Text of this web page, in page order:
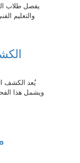
يفصل طلاب
والتعليم الفنى. المصدر:اليوم
يُعد الكشف
ويشمل هذا